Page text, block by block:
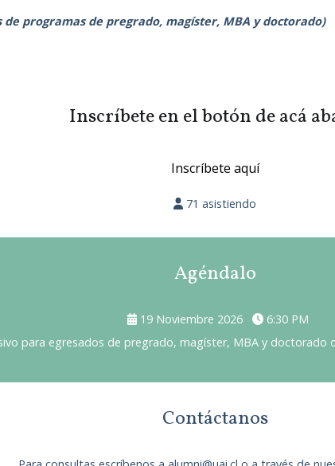
de programas de pregrado, magíster, MBA y doctorado)
Inscríbete en el botón de acá
Inscríbete aquí
71 asistiendo
Agéndalo
19 Noviembre 2026
6:30 PM
para egresados de pregrado, magíster, MBA y doctorado
Contáctanos